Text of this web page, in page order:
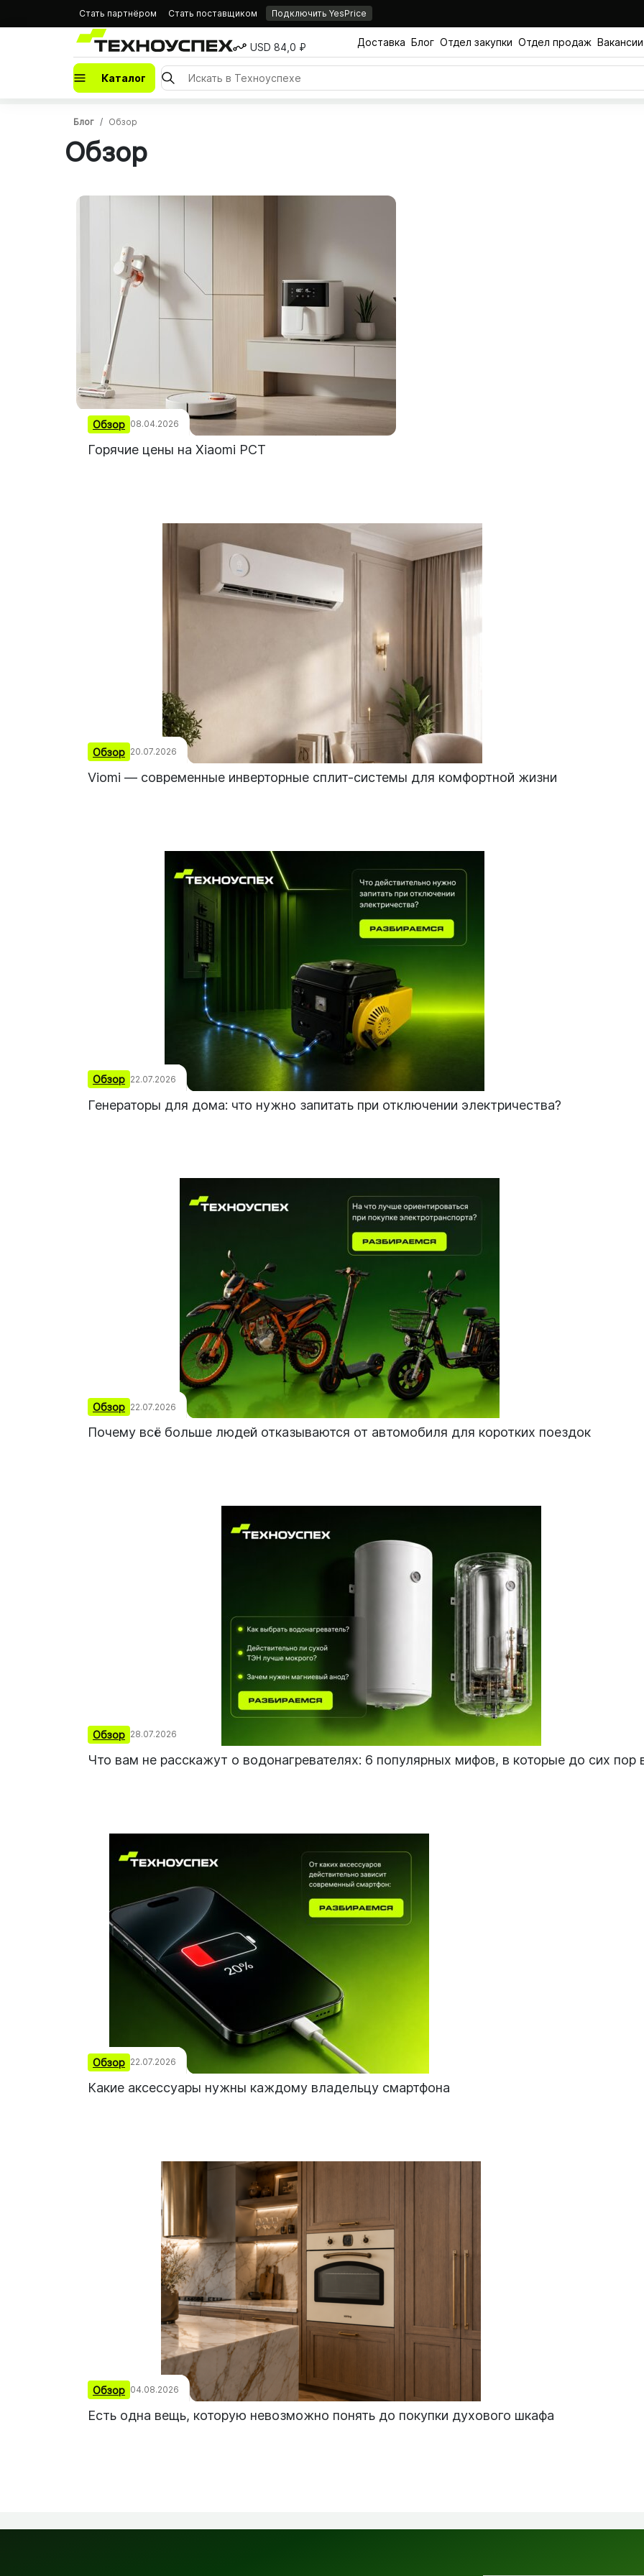
Стать партнёром Стать поставщиком Подключить YesPrice
USD 84,0 ₽ Доставка Блог Отдел закупки Отдел продаж Вакансии
Каталог
Блог Обзор
Обзор
Обзор 08.04.2026
Горячие цены на Xiaomi PCT
Обзор 20.07.2026
Viomi — современные инверторные сплит-системы для комфортной жизни
Обзор 22.07.2026
Генераторы для дома: что нужно запитать при отключении электричества?
Обзор 22.07.2026
Почему всё больше людей отказываются от автомобиля для коротких поездок
Обзор 28.07.2026
Что вам не расскажут о водонагревателях: 6 популярных мифов, в которые до сих пор
Обзор 22.07.2026
Какие аксессуары нужны каждому владельцу смартфона
Обзор 04.08.2026
Есть одна вещь, которую невозможно понять до покупки духового шкафа